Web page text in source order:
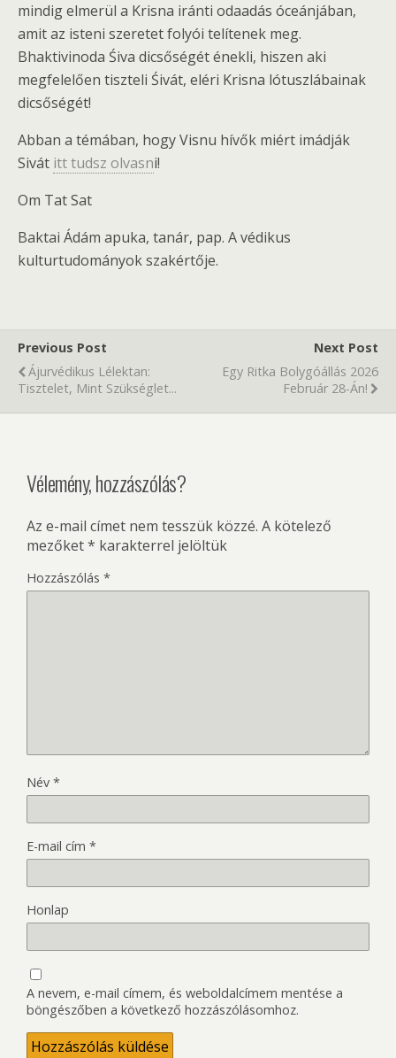
mindig elmerül a Krisna iránti odaadás óceánjában,
amit az isteni szeretet folyói telítenek meg.
Bhaktivinoda Śiva dicsőségét énekli, hiszen aki
megfelelően tiszteli Śivát, eléri Krisna lótuszlábainak
dicsőségét!
Abban a témában, hogy Visnu hívők miért imádják
Sivát itt tudsz olvasni!
Om Tat Sat
Baktai Ádám apuka, tanár, pap. A védikus
kulturtudományok szakértője.
Previous Post
Ájurvédikus Lélektan:
Tisztelet, Mint Szükséglet...
Next Post
Egy Ritka Bolygóállás 2026
Február 28-Án!
Vélemény, hozzászólás?
Az e-mail címet nem tesszük közzé. A kötelező
mezőket* karakterrel jelöltük
Hozzászólás *
Név *
E-mail cím *
Honlap
A nevem, e-mail címem, és weboldalcímem mentése a
böngészőben a következő hozzászólásomhoz.